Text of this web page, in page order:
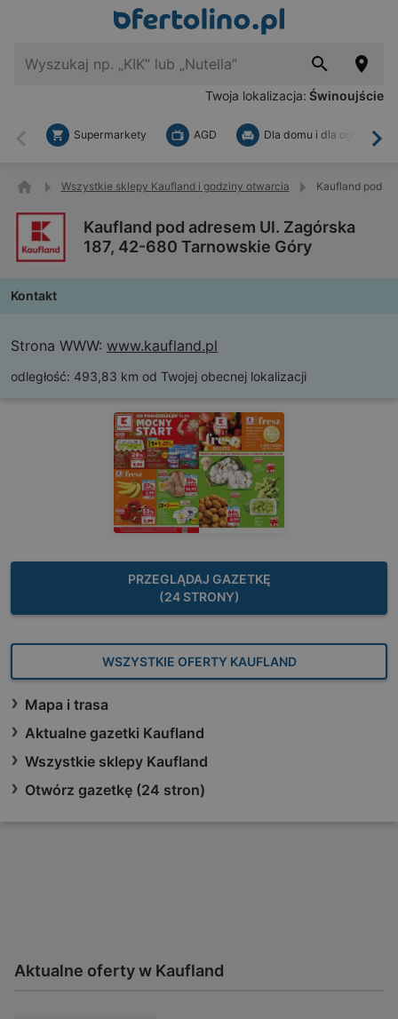
Twoja lokalizacja: Świnoujście
Wstecz
Supermarkety AGD Dla domu i dla ogrodu
Wszystkie sklepy Kaufland i godziny otwarcia Kaufland pod
Kaufland pod adresem Ul. Zagórska
187, 42-680 Tarnowskie Góry
Kontakt
Strona WWW: www.kaufland.pl
odległość: 493,83 km od Twojej obecnej lokalizacji
PRZEGLĄDAJ GAZETKĘ
(24 STRONY)
WSZYSTKIE OFERTY KAUFLAND
Mapa i trasa
Aktualne gazetki Kaufland
Wszystkie sklepy Kaufland
Otwórz gazetkę (24 stron)
Aktualne oferty w Kaufland